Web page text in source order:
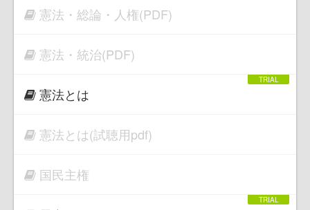
憲法・総論・人権(PDF)
憲法・統治(PDF)
憲法とは
憲法とは(試聴用pdf)
国民主権